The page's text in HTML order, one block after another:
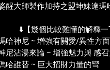
醒大師製作加持之盟坤妹達瑪
幾個比較難懂的解釋一
哈神尼 ~ 增強有關愛/異性方
尼沾湯來論 ~ 增強魅力與 感
哈誰替 ~ 巨大招財力量的彎